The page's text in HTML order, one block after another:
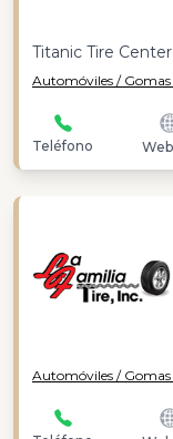
Titanic Tire Center
Automóviles / Gomas
Teléfono
Automóviles / Gomas